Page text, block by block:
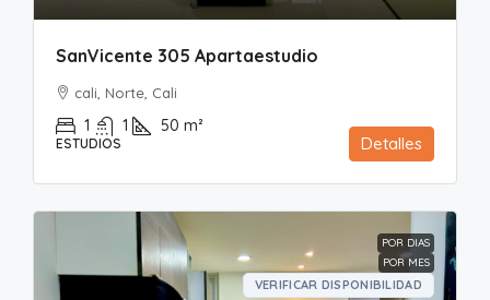
SanVicente 305 Apartaestudio
cali, Norte, Cali
1 1 50 m²
ESTUDIOS Detalles
POR DIAS
POR MES
VERIFICAR DISPONIBILIDAD